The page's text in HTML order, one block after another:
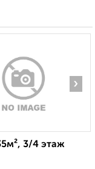
›
3/4 этаж